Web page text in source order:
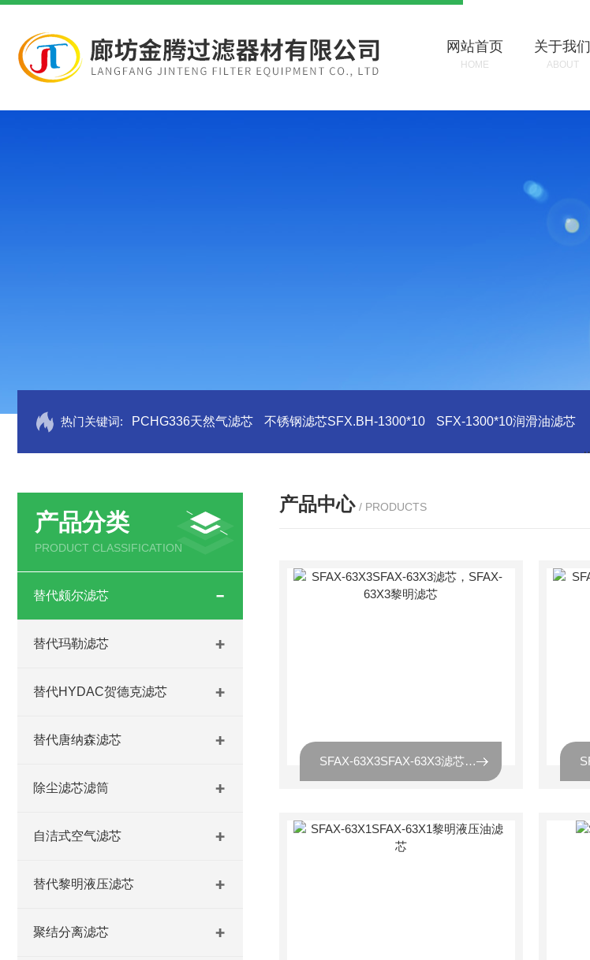
网站首页
HOME
关于我们
ABOUT
热门关键词: PCHG336天然气滤芯 不锈钢滤芯SFX.BH-1300*10 SFX-1300*10润滑油滤芯
产品分类
PRODUCT CLASSIFICATION
替代颇尔滤芯
替代玛勒滤芯
替代HYDAC贺德克滤芯
替代唐纳森滤芯
除尘滤芯滤筒
自洁式空气滤芯
替代黎明液压滤芯
聚结分离滤芯
产品中心 / PRODUCTS
SFAX-63X3SFAX-63X3滤芯，SFAX-63X3黎明滤芯